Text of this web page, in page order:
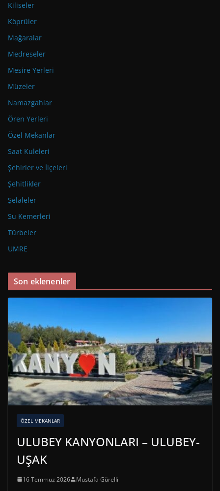
Kiliseler
Köprüler
Mağaralar
Medreseler
Mesire Yerleri
Müzeler
Namazgahlar
Ören Yerleri
Özel Mekanlar
Saat Kuleleri
Şehirler ve İlçeleri
Şehitlikler
Şelaleler
Su Kemerleri
Türbeler
UMRE
Son eklenenler
ÖZEL MEKANLAR
ULUBEY KANYONLARI – ULUBEY-
UŞAK
16 Temmuz 2026 Mustafa Gürelli